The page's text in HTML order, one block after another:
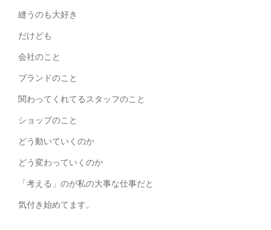
縫うのも大好き
だけども
会社のこと
ブランドのこと
関わってくれてるスタッフのこと
ショップのこと
どう動いていくのか
どう変わっていくのか
「考える」のが私の大事な仕事だと
気付き始めてます。